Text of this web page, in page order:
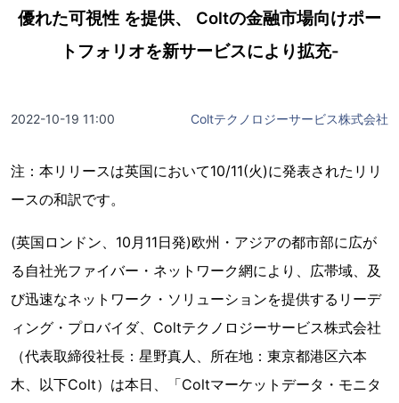
優れた可視性 を提供、 Coltの金融市場向けポー
トフォリオを新サービスにより拡充-
2022-10-19 11:00 Coltテクノロジーサービス株式会社
注：本リリースは英国において10/11(火)に発表されたリリ
ースの和訳です。
(英国ロンドン、10月11日発)欧州・アジアの都市部に広が
る自社光ファイバー・ネットワーク網により、広帯域、及
び迅速なネットワーク・ソリューションを提供するリーデ
ィング・プロバイダ、Coltテクノロジーサービス株式会社
（代表取締役社長：星野真人、所在地：東京都港区六本
木、以下Colt）は本日、「Coltマーケットデータ・モニタ